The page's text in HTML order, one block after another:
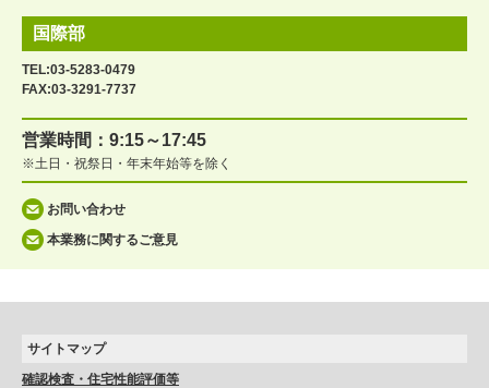
国際部
TEL:03-5283-0479
FAX:03-3291-7737
営業時間：9:15～17:45
※土日・祝祭日・年末年始等を除く
お問い合わせ
本業務に関するご意見
サイトマップ
確認検査・住宅性能評価等